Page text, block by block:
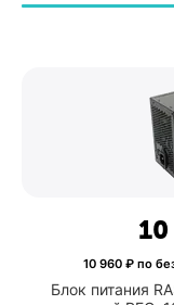
Режимы работы
Блок питания
10 960₽ по